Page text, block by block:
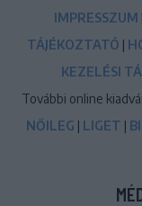
IMPRESSZUM
TÁJÉKOZTATÓ |
KEZELÉSI
További online
NŐILEG | LIGET |